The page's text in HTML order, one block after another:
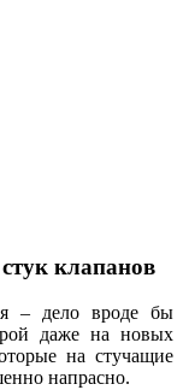
клапанов
– дело вроде бы
даже на новых
на стучащие
напрасно.